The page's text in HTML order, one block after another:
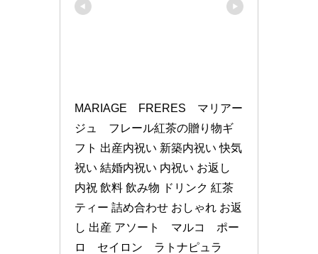
MARIAGE　FRERES　マリアー
ジュ　フレール紅茶の贈り物ギ
フト 出産内祝い 新築内祝い 快気
祝い 結婚内祝い 内祝い お返し
内祝 飲料 飲み物 ドリンク 紅茶
ティー 詰め合わせ おしゃれ お返
し 出産 アソート　マルコ　ポー
ロ　セイロン　ラトナピュラ